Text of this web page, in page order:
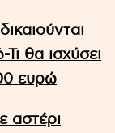
θα ισχύσει
ευρώ
αστέρι